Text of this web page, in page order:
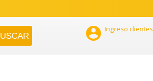
 Ingreso clientes